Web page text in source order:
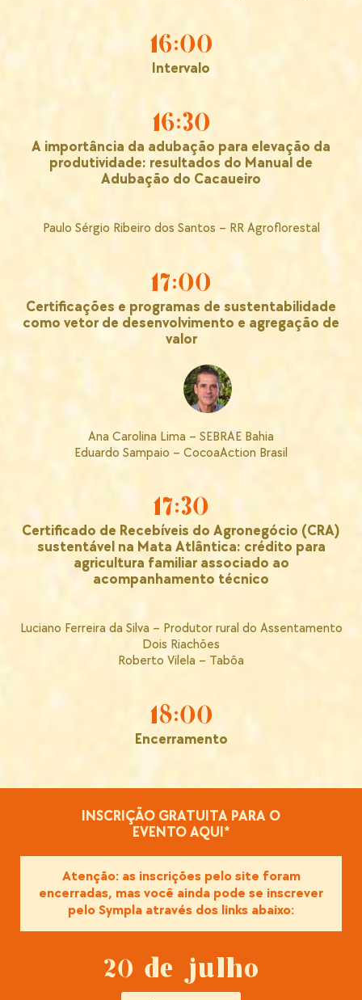
16:00
Intervalo
16:30
A importância da adubação para elevação da
produtividade: resultados do Manual de
Adubação do Cacaueiro
Paulo Sérgio Ribeiro dos Santos – RR Agroflorestal
17:00
Certificações e programas de sustentabilidade
como vetor de desenvolvimento e agregação de
valor
Ana Carolina Lima – SEBRAE Bahia
Eduardo Sampaio – CocoaAction Brasil
17:30
Certificado de Recebíveis do Agronegócio (CRA)
sustentável na Mata Atlântica: crédito para
agricultura familiar associado ao
acompanhamento técnico
Luciano Ferreira da Silva – Produtor rural do Assentamento
Dois Riachões
Roberto Vilela – Tabôa
18:00
Encerramento
INSCRIÇÃO GRATUITA PARA O
EVENTO AQUI*
Atenção: as inscrições pelo site foram
encerradas, mas você ainda pode se inscrever
pelo Sympla através dos links abaixo:
20 de julho